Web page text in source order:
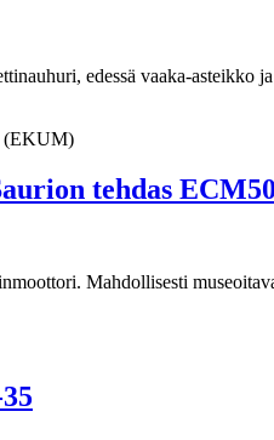
edessä vaaka-
tehdas
Mahdollisesti